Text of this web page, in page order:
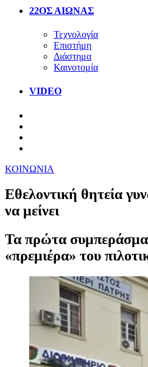
22ΟΣ ΑΙΩΝΑΣ
Τεχνολογία
Επιστήμη
Διάστημα
Καινοτομία
VIDEO
ΚΟΙΝΩΝΙΑ
Εθελοντική θητεία
να μείνει
Τα πρώτα
«πρεμιέρα» του